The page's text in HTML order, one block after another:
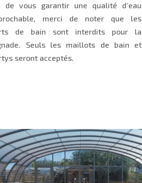
de vous garantir une qualité d’eau
merci de noter que les
de bain sont interdits pour la
Seuls les maillots de bain et
seront acceptés.